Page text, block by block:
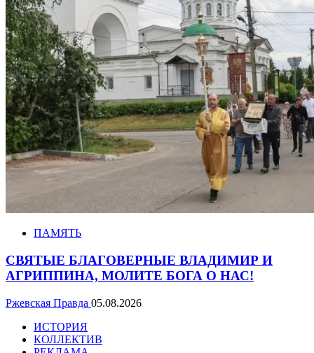
ПАМЯТЬ
СВЯТЫЕ БЛАГОВЕРНЫЕ ВЛАДИМИР И
АГРИППИНА, МОЛИТЕ БОГА О НАС!
Ржевская Правда 05.08.2026
ИСТОРИЯ
КОЛЛЕКТИВ